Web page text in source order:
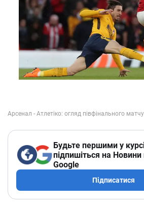
Будьте першими у
підпишіться на Новини
Google
Підписатися